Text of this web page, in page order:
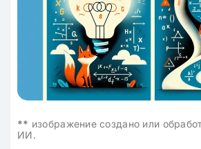
** изображение создано или
ИИ.